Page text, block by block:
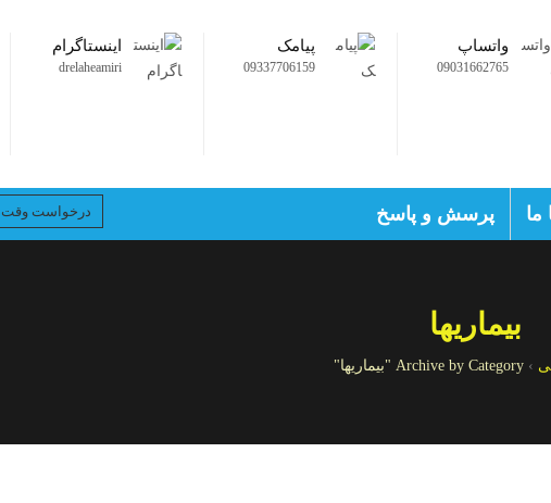
واتساپ
09031662765
پیامک
09337706159
اینستاگرام
drelaheamiri
ما پرسش و پاسخ درخواست وقت
بیماریها
›Archive by Category "بیماریها"